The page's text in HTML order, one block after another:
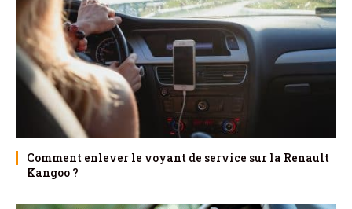
Comment enlever le voyant de service sur la Renault
Kangoo ?